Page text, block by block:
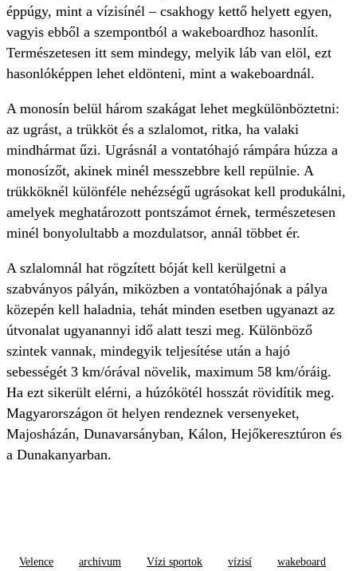
éppúgy, mint a vízisínél – csakhogy kettő helyett egyen,
vagyis ebből a szempontból a wakeboardhoz hasonlít.
Természetesen itt sem mindegy, melyik láb van elöl, ezt
hasonlóképpen lehet eldönteni, mint a wakeboardnál.
A monosín belül három szakágat lehet megkülönböztetni:
az ugrást, a trükköt és a szlalomot, ritka, ha valaki
mindhármat űzi. Ugrásnál a vontatóhajó rámpára húzza a
monosízőt, akinek minél messzebbre kell repülnie. A
trükköknél különféle nehézségű ugrásokat kell produkálni,
amelyek meghatározott pontszámot érnek, természetesen
minél bonyolultabb a mozdulatsor, annál többet ér.
A szlalomnál hat rögzített bóját kell kerülgetni a
szabványos pályán, miközben a vontatóhajónak a pálya
közepén kell haladnia, tehát minden esetben ugyanazt az
útvonalat ugyanannyi idő alatt teszi meg. Különböző
szintek vannak, mindegyik teljesítése után a hajó
sebességét 3 km/órával növelik, maximum 58 km/óráig.
Ha ezt sikerült elérni, a húzókötél hosszát rövidítik meg.
Magyarországon öt helyen rendeznek versenyeket,
Majosházán, Dunavarsányban, Kálon, Hejőkeresztúron és
a Dunakanyarban.
Velence archívum Vízi sportok vízisí wakeboard